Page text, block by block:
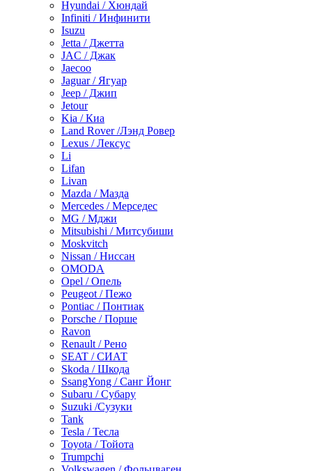
Hyundai / Хюндай
Infiniti / Инфинити
Isuzu
Jetta / Джетта
JAC / Джак
Jaecoo
Jaguar / Ягуар
Jeep / Джип
Jetour
Kia / Киа
Land Rover /Лэнд Ровер
Lexus / Лексус
Li
Lifan
Livan
Mazda / Мазда
Mercedes / Мерседес
MG / Мджи
Mitsubishi / Митсубиши
Moskvitch
Nissan / Ниссан
OMODA
Opel / Опель
Peugeot / Пежо
Pontiac / Понтиак
Porsche / Порше
Ravon
Renault / Рено
SEAT / СИАТ
Skoda / Шкода
SsangYong / Санг Йонг
Subaru / Субару
Suzuki /Сузуки
Tank
Tesla / Тесла
Toyota / Тойота
Trumpchi